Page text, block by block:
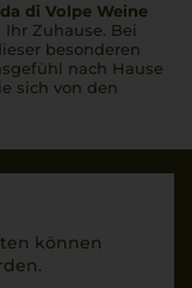
di Volpe Weine
Zuhause. Bei
besonderen
nach Hause
sich von den
können